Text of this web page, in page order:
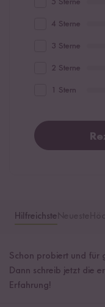
4 Sterne
3 Sterne
2 Sterne
1 Stern
Hilfreichste
Schon probiert und für
Dann schreib jetzt die
Erfahrung!